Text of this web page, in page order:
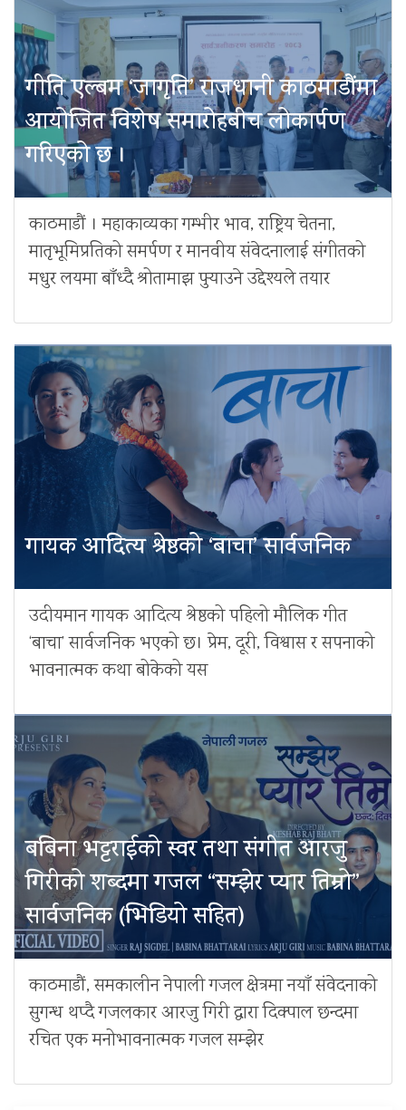
गीति एल्बम ‘जागृति’ राजधानी काठमाडौंमा
आयोजित विशेष समारोहबीच लोकार्पण
गरिएको छ ।
काठमाडौं । महाकाव्यका गम्भीर भाव, राष्ट्रिय चेतना,
मातृभूमिप्रतिको समर्पण र मानवीय संवेदनालाई संगीतको
मधुर लयमा बाँध्दै श्रोतामाझ पुर्‍याउने उद्देश्यले तयार
गायक आदित्य श्रेष्ठको ‘बाचा’ सार्वजनिक
उदीयमान गायक आदित्य श्रेष्ठको पहिलो मौलिक गीत
‘बाचा’ सार्वजनिक भएको छ। प्रेम, दूरी, विश्वास र सपनाको
भावनात्मक कथा बोकेको यस
बबिना भट्टराईको स्वर तथा संगीत आरजु
गिरीको शब्दमा गजल “सम्झेर प्यार तिम्रो”
सार्वजनिक (भिडियो सहित)
काठमाडौं, समकालीन नेपाली गजल क्षेत्रमा नयाँ संवेदनाको
सुगन्ध थप्दै गजलकार आरजु गिरी द्वारा दिक्पाल छन्दमा
रचित एक मनोभावनात्मक गजल सम्झेर